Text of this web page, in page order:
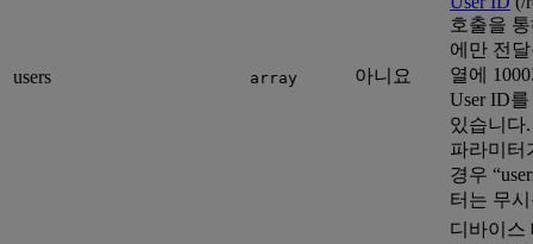
users array 아니요
호출을
에만 전
열에
User ID
있습니다.
파라미터
경우
터는 무
디바이스